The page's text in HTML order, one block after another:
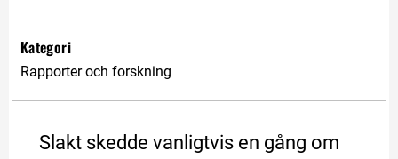
Kategori
Rapporter och forskning
Slakt skedde vanligtvis en gång om